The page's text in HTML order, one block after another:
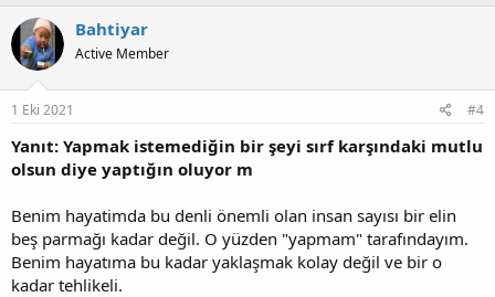
Bahtiyar
Active Member
1 Eki 2021 #4
Yanıt: Yapmak istemediğin bir şeyi sırf karşındaki mutlu
olsun diye yaptığın oluyor m
Benim hayatimda bu denli önemli olan insan sayısı bir elin
beş parmağı kadar değil. O yüzden "yapmam" tarafındayım.
Benim hayatıma bu kadar yaklaşmak kolay değil ve bir o
kadar tehlikeli.